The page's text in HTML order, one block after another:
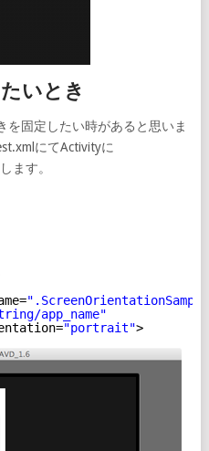
いとき
を固定したい時があると思いま
にてActivityに
ます。
app_name"
"portrait">